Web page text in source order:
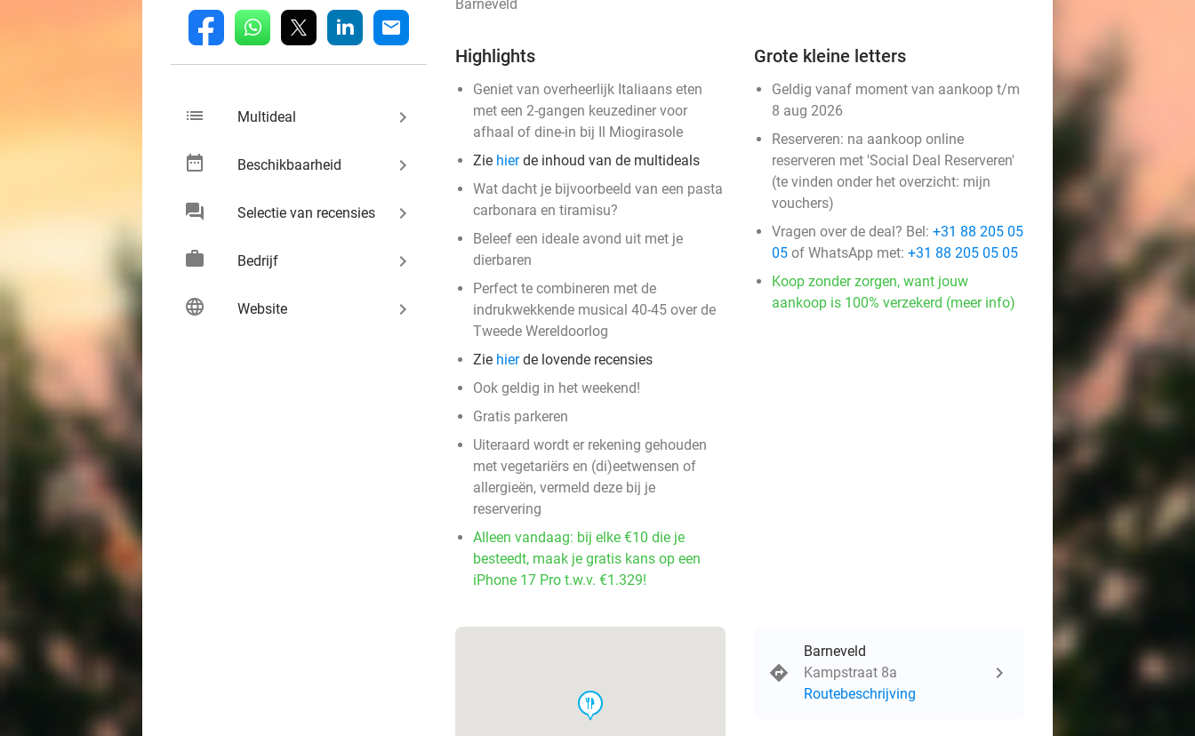
fb whatsapp linkedin mail
list Multideal keyboard_arrow_right
date_range Beschikbaarheid keyboard_arrow_right
chat Selectie van recensies keyboard_arrow_right
work Bedrijf keyboard_arrow_right
language Website keyboard_arrow_right
Barneveld
Highlights
Geniet van overheerlijk Italiaans eten
met een 2-gangen keuzediner voor
afhaal of dine-in bij Il Miogirasole
Zie hierde inhoud van de multideals
Wat dacht je bijvoorbeeld van een pasta
carbonara en tiramisu?
Beleef een ideale avond uit met je
dierbaren
Perfect te combineren met de
indrukwekkende musical 40-45 over de
Tweede Wereldoorlog
Zie hierde lovende recensies
Ook geldig in het weekend!
Gratis parkeren
Uiteraard wordt er rekening gehouden
met vegetariërs en (di)eetwensen of
allergieën, vermeld deze bij je
reservering
Alleen vandaag: bij elke €10 die je
besteedt, maak je gratis kans op een
iPhone 17 Pro t.w.v. €1.329!
Grote kleine letters
Geldig vanaf moment van aankoop t/m
8 aug 2026
Reserveren: na aankoop online
reserveren met 'Social Deal Reserveren'
(te vinden onder het overzicht: mijn
vouchers)
Vragen over de deal? Bel: +31 88 205 05
05 of WhatsApp met: +31 88 205 05 05
Koop zonder zorgen, want jouw
aankoop is 100% verzekerd (meer info)
food
Barneveld
Kampstraat 8a
Routebeschrijving